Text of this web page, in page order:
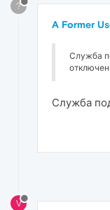
?
A Former
Служба
Служба
V